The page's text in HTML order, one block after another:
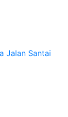
Jalan Santai